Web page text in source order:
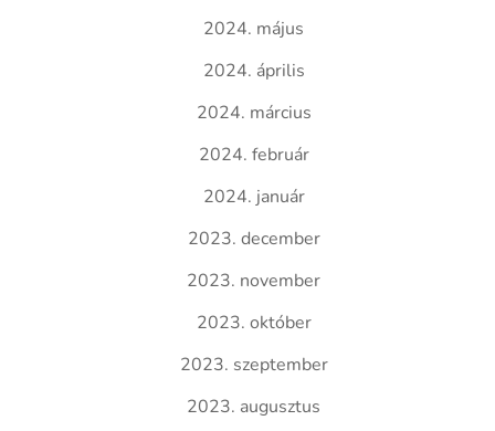
2024. május
2024. április
2024. március
2024. február
2024. január
2023. december
2023. november
2023. október
2023. szeptember
2023. augusztus